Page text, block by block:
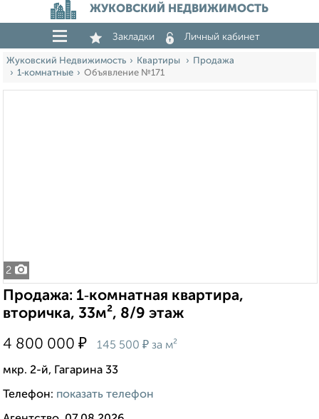
ЖУКОВСКИЙ НЕДВИЖИМОСТЬ
Закладки Личный кабинет
Жуковский Недвижимость Квартиры
Продажа
1‑комнатные
Объявление №171
2
Продажа: 1‑комнатная квартира,
вторичка, 33м², 8/9 этаж
4 800 000 ₽ 145 500 ₽ за м²
мкр. 2-й, Гагарина 33
Телефон: показать телефон